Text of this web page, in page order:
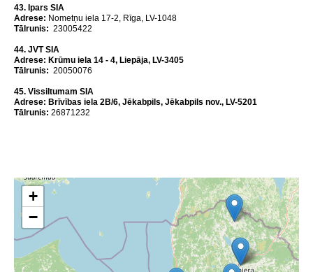
43. Ipars SIA
Аdrese: Nometņu iela 17-2, Rīga, LV-1048
Tālrunis: 23005422
44. JVT SIA
Аdrese: Krūmu iela 14 - 4, Liepāja, LV-3405
Tālrunis: 20050076
45. Vissiltumam SIA
Аdrese: Brīvības iela 2B/6, Jēkabpils, Jēkabpils nov., LV-5201
Tālrunis: 26871232
+
−